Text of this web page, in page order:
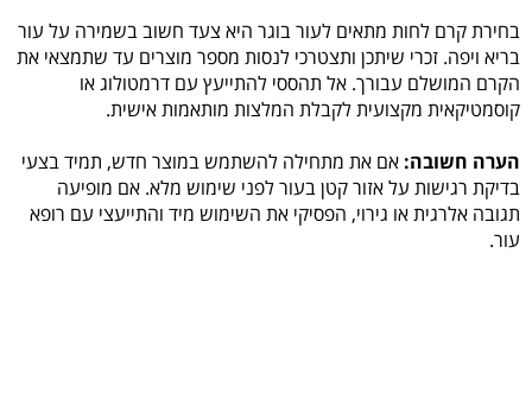
בחירת קרם לחות מתאים לעור בוגר היא צעד חשוב בשמירה על עור
בריא ויפה. זכרי שיתכן ותצטרכי לנסות מספר מוצרים עד שתמצאי את
הקרם המושלם עבורך. אל תהססי להתייעץ עם דרמטולוג או
קוסמטיקאית מקצועית לקבלת המלצות מותאמות אישית.
הערה חשובה: אם את מתחילה להשתמש במוצר חדש, תמיד בצעי
בדיקת רגישות על אזור קטן בעור לפני שימוש מלא. אם מופיעה
תגובה אלרגית או גירוי, הפסיקי את השימוש מיד והתייעצי עם רופא
עור.